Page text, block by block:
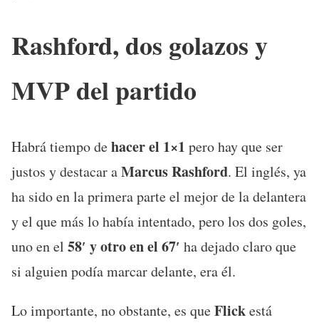
Rashford, dos golazos y
MVP del partido
Habrá tiempo dehacer el 1×1 pero hay que ser
justos y destacar aMarcus Rashford. El inglés, ya
ha sido en la primera parte el mejor de la delantera
y el que más lo había intentado, pero los dos goles,
uno en el 58′ y otro en el 67′ ha dejado claro que
si alguien podía marcar delante, era él.
Lo importante, no obstante, es queFlickestá